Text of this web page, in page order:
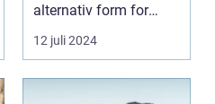
alternativ form for
transport. El scooter...
12 juli 2024